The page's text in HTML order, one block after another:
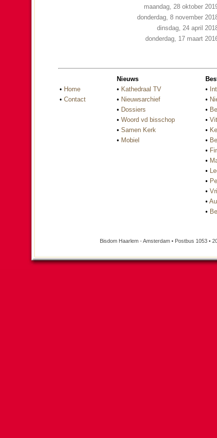
maandag, 28 oktober
donderdag, 8 november
dinsdag, 24 april
donderdag, 17 maart
• Home
• Contact
Nieuws
• Kathedraal TV
• Nieuwsarchief
• Dossiers
• Woord vd bisschop
• Samen Kerk
• Mobiel
•
•
•
•
•
•
•
•
•
•
•
•
•
Bisdom Haarlem - Amsterdam • Postbus 1053 •